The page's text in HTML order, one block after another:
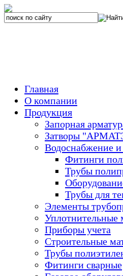
Главная
О компании
Продукция
Запорная
Затворы
Водоснабжение
Фитинги
Трубы
Трубы для
Элементы
Уплотнительные
Приборы учета
Строительные
Трубы
Фитинги сварные